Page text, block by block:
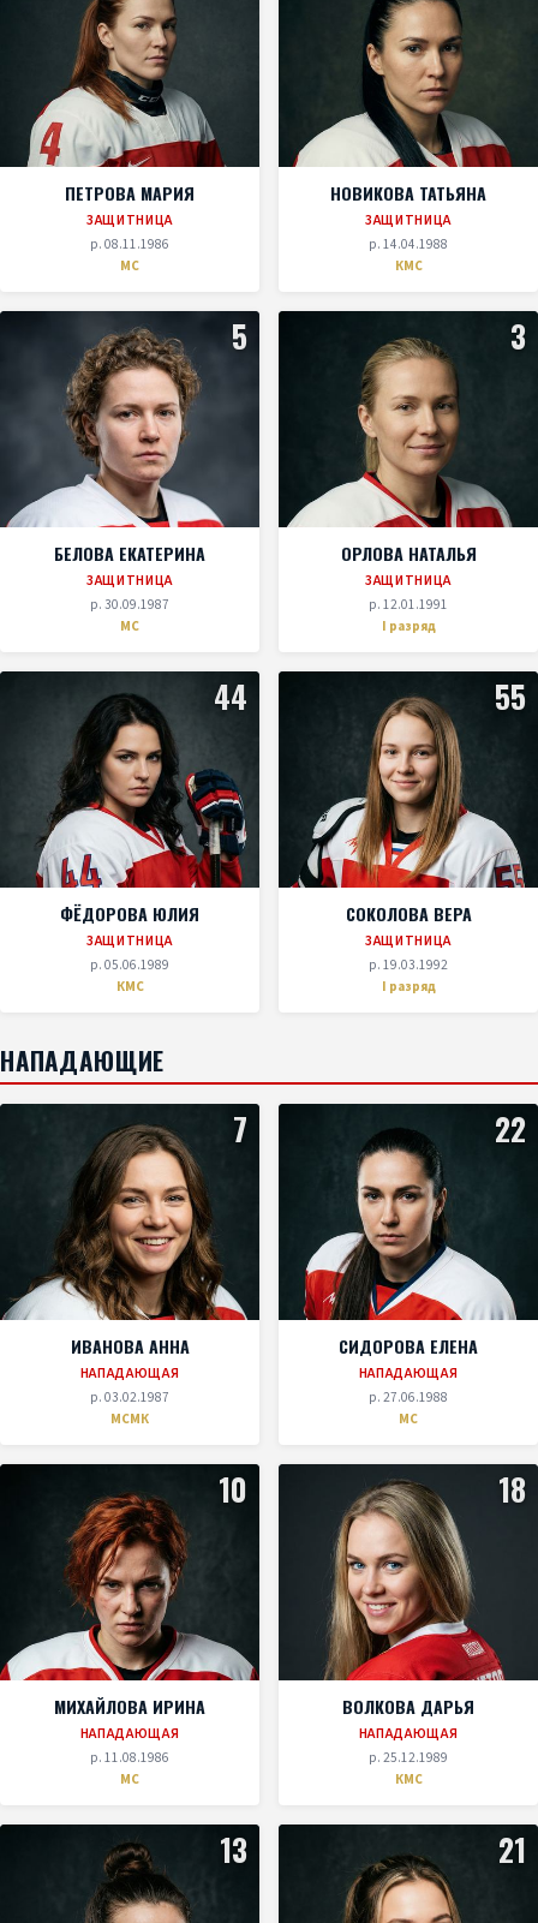
ПЕТРОВА МАРИЯ
ЗАЩИТНИЦА
р. 08.11.1986
МС
НОВИКОВА ТАТЬЯНА
ЗАЩИТНИЦА
р. 14.04.1988
КМС
5
БЕЛОВА ЕКАТЕРИНА
ЗАЩИТНИЦА
р. 30.09.1987
МС
3
ОРЛОВА НАТАЛЬЯ
ЗАЩИТНИЦА
р. 12.01.1991
I разряд
44
ФЁДОРОВА ЮЛИЯ
ЗАЩИТНИЦА
р. 05.06.1989
КМС
55
СОКОЛОВА ВЕРА
ЗАЩИТНИЦА
р. 19.03.1992
I разряд
НАПАДАЮЩИЕ
7
ИВАНОВА АННА
НАПАДАЮЩАЯ
р. 03.02.1987
МСМК
22
СИДОРОВА ЕЛЕНА
НАПАДАЮЩАЯ
р. 27.06.1988
МС
10
МИХАЙЛОВА ИРИНА
НАПАДАЮЩАЯ
р. 11.08.1986
МС
18
ВОЛКОВА ДАРЬЯ
НАПАДАЮЩАЯ
р. 25.12.1989
КМС
13 21